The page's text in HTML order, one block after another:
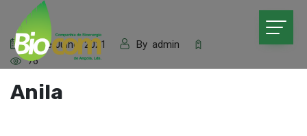
30 de Julho, 2021 By admin
76
Anila